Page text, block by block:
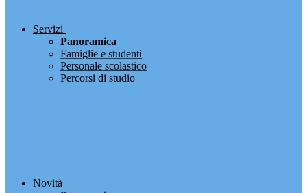
Servizi
Panoramica
Famiglie e studenti
Personale scolastico
Percorsi di studio
Novità